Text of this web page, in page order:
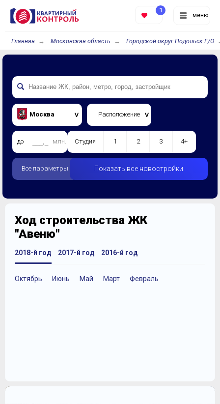
меню
1
Главная Московская область Городской округ Подольск Г/О
Москва Расположение
до млн. Студия 1 2 3 4+
Все параметры Показать все новостройки
Ход строительства ЖК
"Авеню"
2018-й год
Октябрь Июнь Май Март Февраль
2017-й год 2016-й год